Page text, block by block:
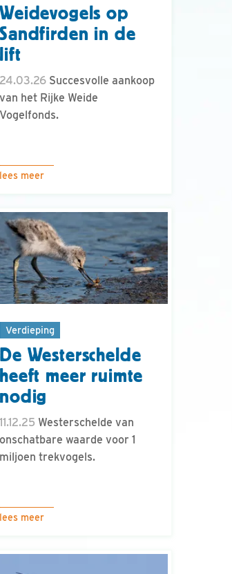
Weidevogels op
Sandfirden in de
lift
24.03.26 Succesvolle aankoop
van het Rijke Weide
Vogelfonds.
lees meer
Verdieping
De Westerschelde
heeft meer ruimte
nodig
11.12.25 Westerschelde van
onschatbare waarde voor 1
miljoen trekvogels.
lees meer